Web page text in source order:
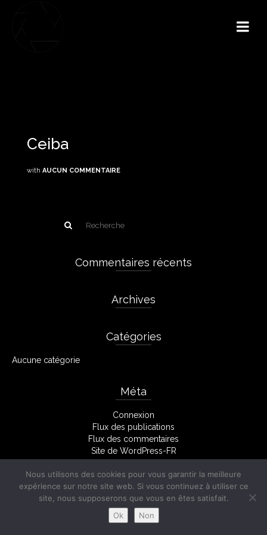
Ceiba
with AUCUN COMMENTAIRE
Commentaires récents
Archives
Catégories
Aucune catégorie
Méta
Connexion
Flux des publications
Flux des commentaires
Site de WordPress-FR
Facebook
Nous utilisons des cookies pour vous garantir la meilleure
expérience sur notre site web. Si vous continuez à utiliser ce
site, nous supposerons que vous en êtes satisfait.
Ok
Non